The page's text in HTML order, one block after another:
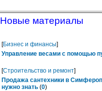
Новые материалы
[Бизнес и финансы]
Управление весами с помощью
[Строительство и ремонт]
Продажа сантехники в
нужно знать (0)